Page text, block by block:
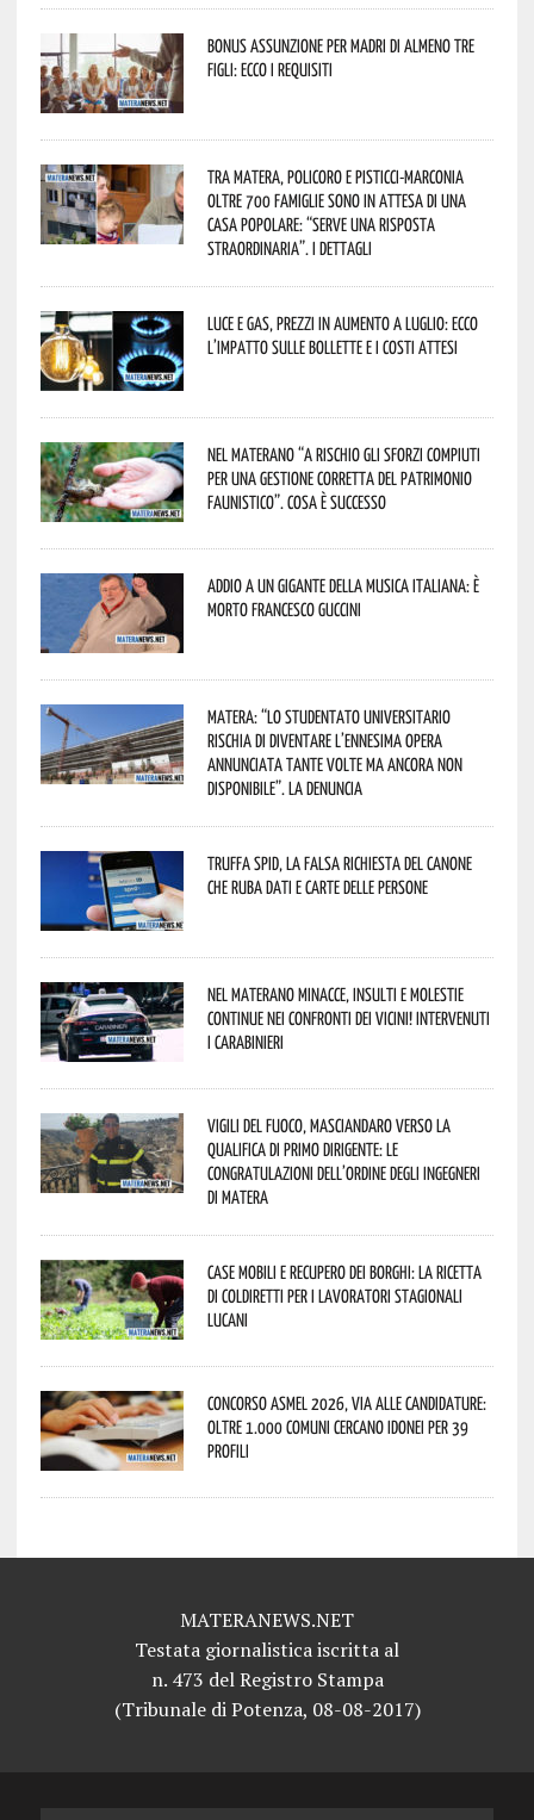
Bonus assunzione per madri di almeno tre
figli: ecco i requisiti
Tra Matera, Policoro e Pisticci-Marconia
oltre 700 famiglie sono in attesa di una
casa popolare: “serve una risposta
straordinaria”. I dettagli
Luce e gas, prezzi in aumento a luglio: ecco
l’impatto sulle bollette e i costi attesi
Nel materano “a rischio gli sforzi compiuti
per una gestione corretta del patrimonio
faunistico”. Cosa è successo
Addio a un gigante della musica italiana: è
morto Francesco Guccini
Matera: “Lo studentato universitario
rischia di diventare l’ennesima opera
annunciata tante volte ma ancora non
disponibile”. La denuncia
Truffa Spid, la falsa richiesta del canone
che ruba dati e carte delle persone
Nel materano minacce, insulti e molestie
continue nei confronti dei vicini! Intervenuti
i Carabinieri
Vigili del Fuoco, Masciandaro verso la
qualifica di Primo Dirigente: le
congratulazioni dell’Ordine degli Ingegneri
di Matera
Case mobili e recupero dei borghi: la ricetta
di Coldiretti per i lavoratori stagionali
lucani
Concorso Asmel 2026, via alle candidature:
oltre 1.000 Comuni cercano idonei per 39
profili
MATERANEWS.NET
Testata giornalistica iscritta al
n. 473 del Registro Stampa
(Tribunale di Potenza, 08-08-2017)